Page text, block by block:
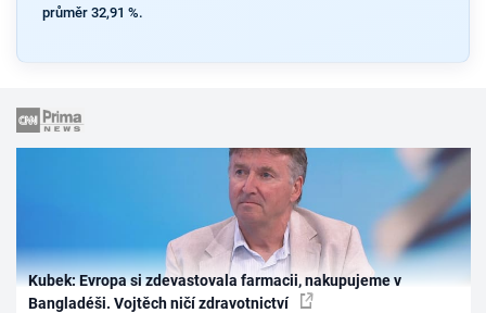
průměr 32,91 %.
Kubek: Evropa si zdevastovala farmacii, nakupujeme v
Bangladéši. Vojtěch ničí zdravotnictví